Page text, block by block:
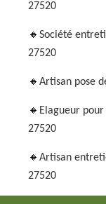
27520
Société
27520
Artisan pose
Elagueur
27520
Artisan
27520